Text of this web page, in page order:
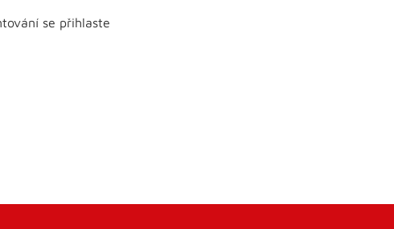
se přihlaste